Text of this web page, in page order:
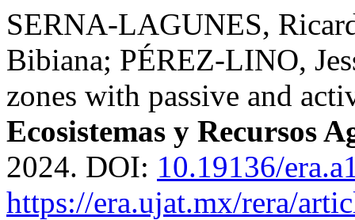
SERNA-LAGUNES,
Bibiana; PÉREZ-LINO,
zones with passive and
Ecosistemas y Recursos
2024. DOI: 10.19136/
https://era.ujat.mx/rera/